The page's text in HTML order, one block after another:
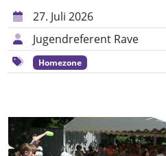
27. Juli 2026
Jugendreferent Rave
Homezone